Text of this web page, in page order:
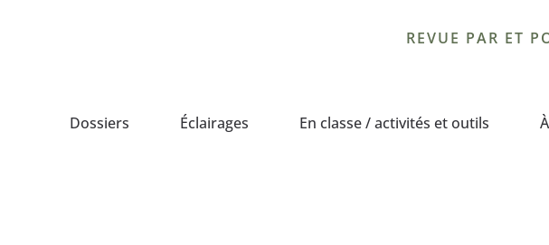
REVUE PAR ET
Dossiers Éclairages En classe / activités et outils